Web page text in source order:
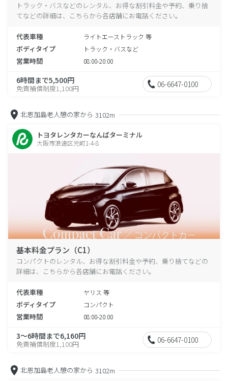
トラック・バスなどのレンタル、お得な割引料金や予約、乗り捨
てなどの詳細は、こちらから各店舗にお電話ください。
代表車種 ライトエーストラック 等
ボディタイプ トラック・バスなど
営業時間 08:00-20:00
6時間まで5,500円
免責補償制度1,100円 06-6647-0100
北恩加島老人憩の家から 3102m
トヨタレンタカーなんばターミナル
大阪市浪速区元町1-4-8
基本料金プラン（C1）
コンパクトのレンタル、お得な割引料金や予約、乗り捨てなどの
詳細は、こちらから各店舗にお電話ください。
代表車種 ヤリス 等
ボディタイプ コンパクト
営業時間 08:00-20:00
3～6時間まで6,160円
免責補償制度1,100円 06-6647-0100
北恩加島老人憩の家から 3102m